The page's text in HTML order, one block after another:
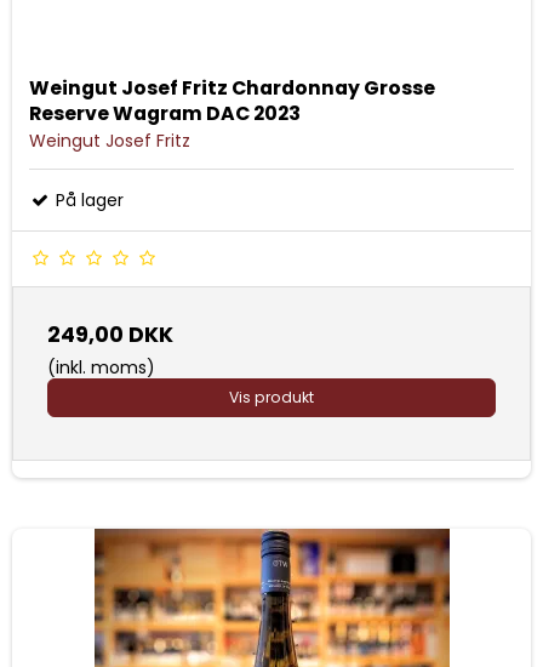
Weingut Josef Fritz Chardonnay Grosse
Reserve Wagram DAC 2023
Weingut Josef Fritz
På lager
249,00 DKK
(inkl. moms)
Vis produkt